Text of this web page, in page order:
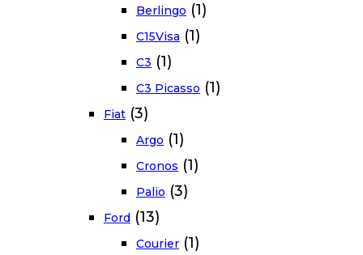
Berlingo (1)
C15Visa (1)
C3 (1)
C3 Picasso (1)
Fiat (3)
Argo (1)
Cronos (1)
Palio (3)
Ford (13)
Courier (1)